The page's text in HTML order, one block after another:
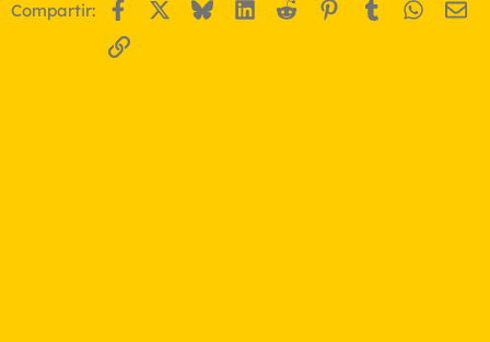
Compartir: Facebook BlueskyLinkedIn
Reddit Pinterest
Tumblr
Enlace